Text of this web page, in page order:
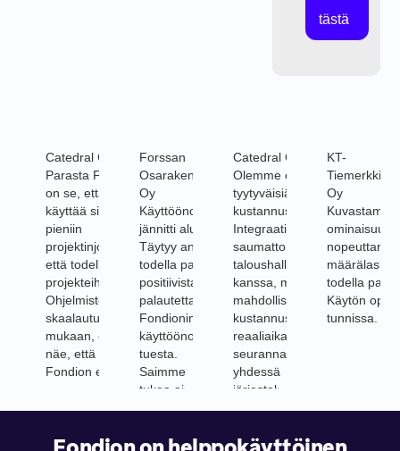
tästä
Catedral Group Oy
Parasta Fondionissa
on se, että voimme
käyttää sitä sekä ihan
pieniin
projektinjohtotehtäviin
että todella suuriin
projekteihin.
Ohjelmisto
skaalautuu tarpeiden
mukaan, enkä itse
näe, että mihin
Fondion ei soveltuisi.
Forssan
Osarakennus
Oy
Käyttöönotto
jännitti aluksi.
Täytyy antaa
todella paljon
positiivista
palautetta
Fondionin
käyttöönoton
tuesta.
Saimme
tukea aina,
Kaikki toimi
Catedral Group Oy
Olemme olleet todella
tyytyväisiä Fondionin
kustannusseurantaan!
Integraatiot toimivat
saumattomasti yhteen
taloushallinnon
kanssa, mikä
mahdollistaa
kustannusten
reaaliaikaisen
seurannan helposti
yhdessä
järjestelmässä.
KT-
Tiemerkkinät
Oy
ominaisuus
nopeuttanut
todella
Käytön opin
tunnissa.